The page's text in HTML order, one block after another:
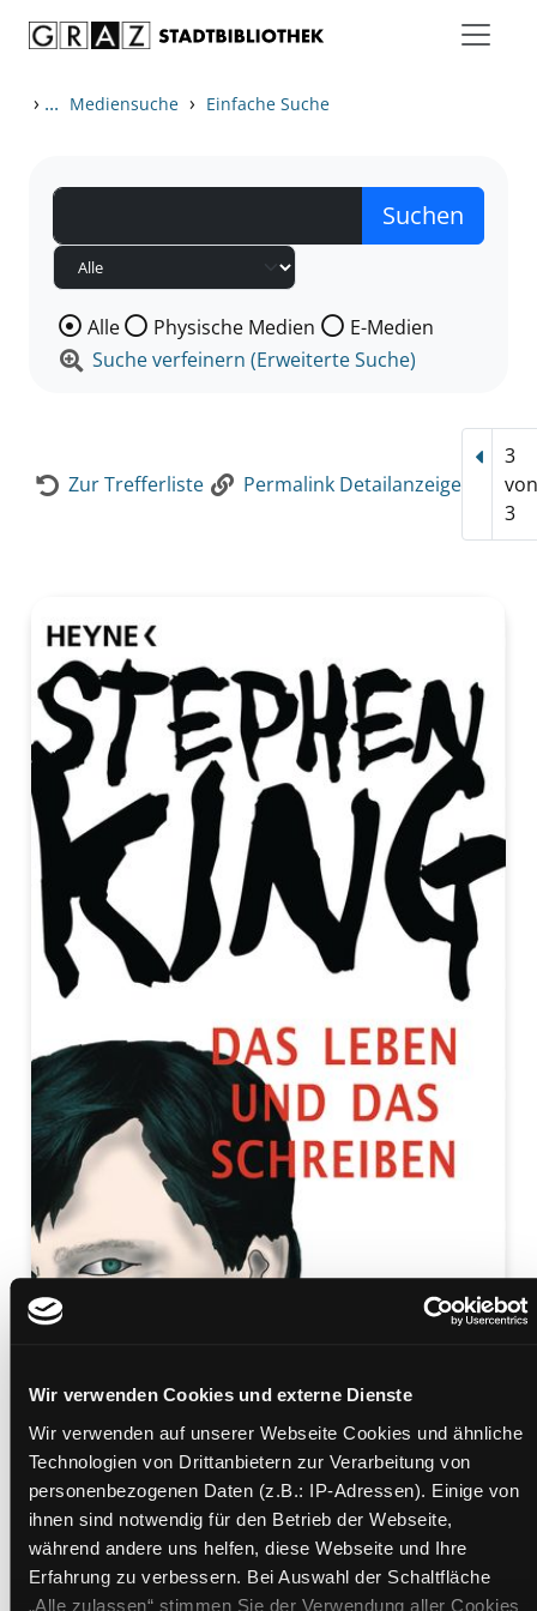
Wir verwenden Cookies und externe Dienste
Wir verwenden auf unserer Webseite Cookies und ähnliche
Technologien von Drittanbietern zur Verarbeitung von
personenbezogenen Daten (z.B.: IP-Adressen). Einige von
ihnen sind notwendig für den Betrieb der Webseite,
während andere uns helfen, diese Webseite und Ihre
Erfahrung zu verbessern. Bei Auswahl der Schaltfläche
„Alle zulassen“ stimmen Sie der Verwendung aller Cookies
› ... Mediensuche › Einfache Suche
Wählen Sie die Medienart nach der Sie suchen wollen.
Alle Physische Medien
E-Medien
Suche verfeinern (Erweiterte Suche)
Zur Trefferliste Permalink Detailanzeige
3
3
Das Leben und das
Schreiben
Memoiren
Mediengruppe:eBook
Verfasser:Suche nach diesem Verfasser
King, Stephen